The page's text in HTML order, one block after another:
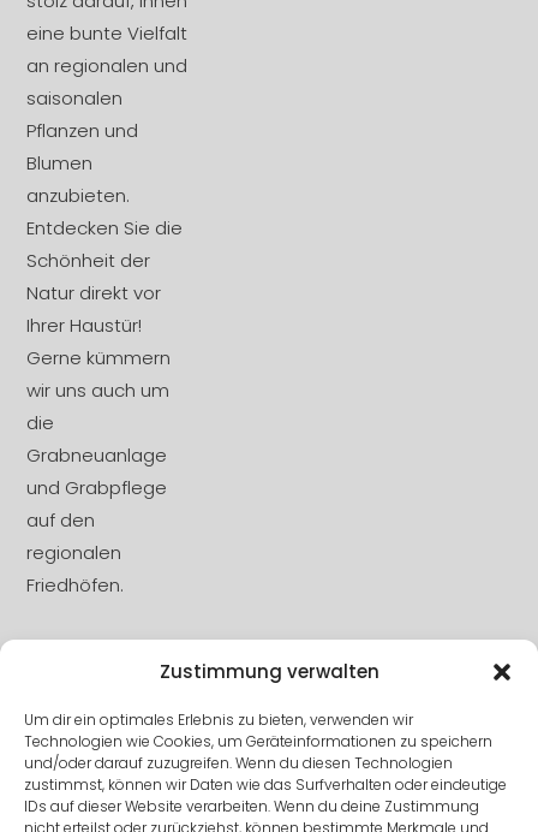
Zustimmung verwalten
Um dir ein optimales Erlebnis zu bieten, verwenden wir
Technologien wie Cookies, um Geräteinformationen zu speichern
und/oder darauf zuzugreifen. Wenn du diesen Technologien
zustimmst, können wir Daten wie das Surfverhalten oder eindeutige
IDs auf dieser Website verarbeiten. Wenn du deine Zustimmung
nicht erteilst oder zurückziehst, können bestimmte Merkmale und
eine bunte Vielfalt
an regionalen und
saisonalen
Pflanzen und
Blumen
anzubieten.
Entdecken Sie die
Schönheit der
Natur direkt vor
Ihrer Haustür!
Gerne kümmern
wir uns auch um
die
Grabneuanlage
und Grabpflege
auf den
regionalen
Friedhöfen.
Impressum
Datenschutz